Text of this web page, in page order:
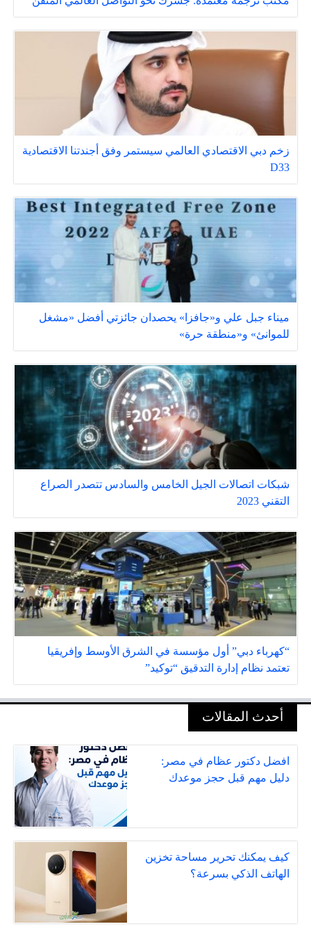
زخم دبي الاقتصادي العالمي سيستمر وفق أجندتنا الاقتصادية
D33
ميناء جبل علي و«جافزا» يحصدان جائزتي أفضل «مشغل
للموانئ» و«منطقة حرة»
شبكات اتصالات الجيل الخامس والسادس تتصدر الصراع
التقني 2023
“كهرباء دبي” أول مؤسسة في الشرق الأوسط وإفريقيا
تعتمد نظام إدارة التدقيق “توكيد”
أحدث المقالات
افضل دكتور عظام في مصر:
دليل مهم قبل حجز موعدك
كيف يمكنك تحرير مساحة تخزين
الهاتف الذكي بسرعة؟